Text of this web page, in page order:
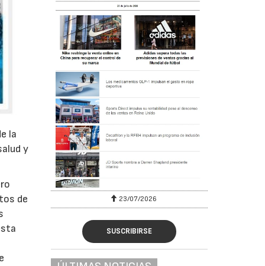
la
y
de
23/07/2026
SUSCRIBIRSE